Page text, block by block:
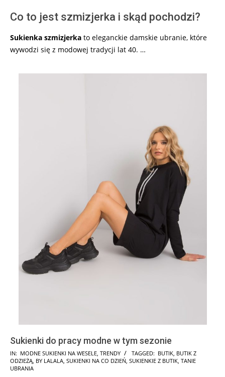
Co to jest szmizjerka i skąd pochodzi?
Sukienka szmizjerka to eleganckie damskie ubranie, które
wywodzi się z modowej tradycji lat 40. …
Sukienki do pracy modne w tym sezonie
2024-
01-
IN: MODNE SUKIENKI NA WESELE, TRENDY TAGGED: BUTIK, BUTIK Z
ODZIEŻĄ, BY LALALA, SUKIENKI NA CO DZIEŃ, SUKIENKIE Z BUTIK, TANIE
UBRANIA